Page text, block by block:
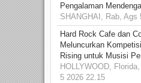
Pengalaman
SHANGHAI, Rab, Ags
Hard Rock Cafe dan
Meluncurkan
Rising untuk Musisi
HOLLYWOOD,
5 2026 22.15